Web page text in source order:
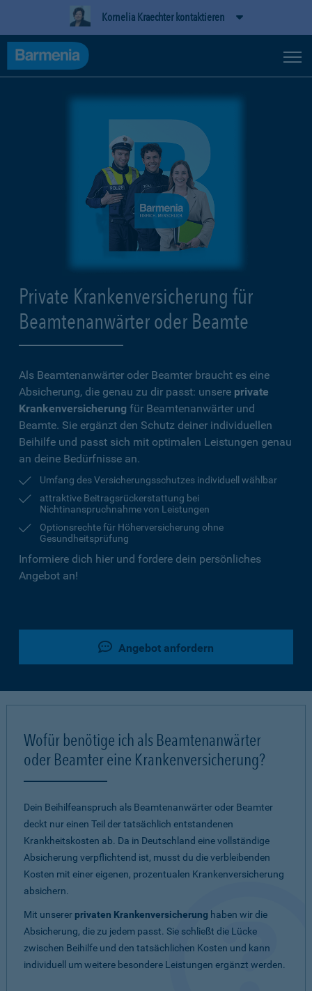
Kornelia Kraechter kontaktieren
Private Krankenversicherung für
Beamtenanwärter oder Beamte
Als Beamtenanwärter oder Beamter braucht es eine
Absicherung, die genau zu dir passt: unsere private
Krankenversicherung für Beamtenanwärter und
Beamte. Sie ergänzt den Schutz deiner individuellen
Beihilfe und passt sich mit optimalen Leistungen genau
an deine Bedürfnisse an.
Umfang des Versicherungsschutzes individuell wählbar
attraktive Beitragsrückerstattung bei
Nichtinanspruchnahme von Leistungen
Optionsrechte für Höherversicherung ohne
Gesundheitsprüfung
Informiere dich hier und fordere dein persönliches
Angebot an!
Angebot anfordern
Wofür benötige ich als Beamtenanwärter
oder Beamter eine Krankenversicherung?
Dein Beihilfeanspruch als Beamtenanwärter oder Beamter
deckt nur einen Teil der tatsächlich entstandenen
Krankheitskosten ab. Da in Deutschland eine vollständige
Absicherung verpflichtend ist, musst du die verbleibenden
Kosten mit einer eigenen, prozentualen Krankenversicherung
absichern.
Mit unserer privaten Krankenversicherung haben wir die
Absicherung, die zu jedem passt. Sie schließt die Lücke
zwischen Beihilfe und den tatsächlichen Kosten und kann
individuell um weitere besondere Leistungen ergänzt werden.